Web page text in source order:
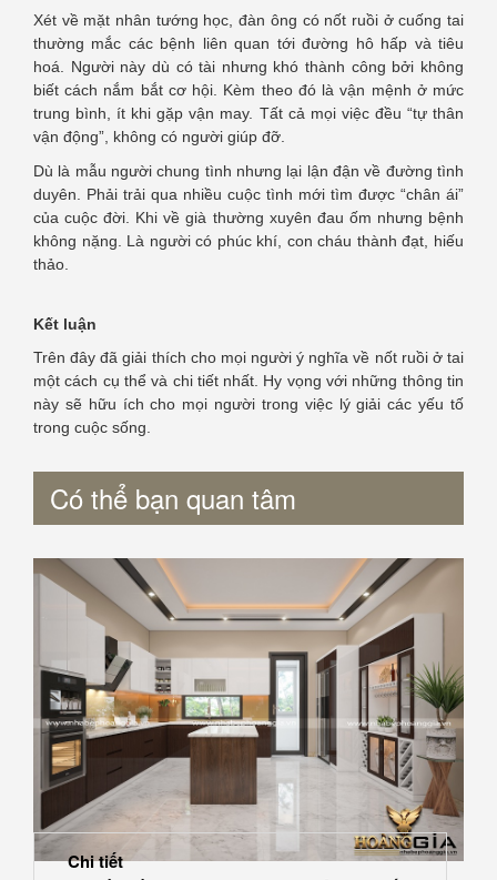
Xét về mặt nhân tướng học, đàn ông có nốt ruồi ở cuống tai
thường mắc các bệnh liên quan tới đường hô hấp và tiêu
hoá. Người này dù có tài nhưng khó thành công bởi không
biết cách nắm bắt cơ hội. Kèm theo đó là vận mệnh ở mức
trung bình, ít khi gặp vận may. Tất cả mọi việc đều “tự thân
vận động”, không có người giúp đỡ.
Dù là mẫu người chung tình nhưng lại lận đận về đường tình
duyên. Phải trải qua nhiều cuộc tình mới tìm được “chân ái”
của cuộc đời. Khi về già thường xuyên đau ốm nhưng bệnh
không nặng. Là người có phúc khí, con cháu thành đạt, hiếu
thảo.
Kết luận
Trên đây đã giải thích cho mọi người ý nghĩa về nốt ruồi ở tai
một cách cụ thể và chi tiết nhất. Hy vọng với những thông tin
này sẽ hữu ích cho mọi người trong việc lý giải các yếu tố
trong cuộc sống.
Có thể bạn quan tâm
Chi tiết